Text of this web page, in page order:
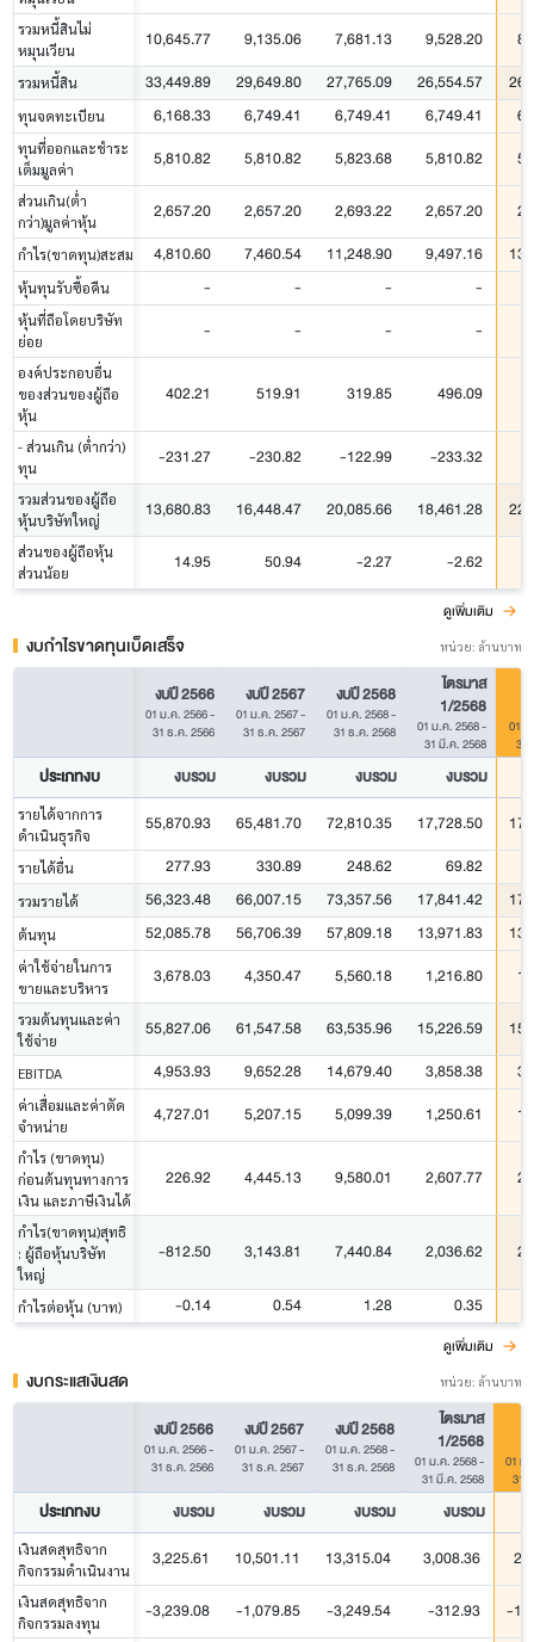
รวมหนี้สินไม่
หมุนเวียน
10,645.77 9,135.06 7,681.13 9,528.20
รวมหนี้สิน 33,449.89 29,649.80 27,765.09 26,554.57
ทุนจดทะเบียน 6,168.33 6,749.41 6,749.41 6,749.41
ทุนที่ออกและชำระ
เต็มมูลค่า
5,810.82 5,810.82 5,823.68 5,810.82
ส่วนเกิน(ต่ำ
กว่า)มูลค่าหุ้น
2,657.20 2,657.20 2,693.22 2,657.20
กำไร(ขาดทุน)สะสม 4,810.60 7,460.54 11,248.90 9,497.16
หุ้นทุนรับซื้อคืน - - - -
หุ้นที่ถือโดยบริษัท
ย่อย
- - - -
องค์ประกอบอื่น
ของส่วนของผู้ถือ
หุ้น
402.21 519.91 319.85 496.09
- ส่วนเกิน (ต่ำกว่า)
ทุน
-231.27 -230.82 -122.99 -233.32
รวมส่วนของผู้ถือ
หุ้นบริษัทใหญ่
13,680.83 16,448.47 20,085.66 18,461.28
ส่วนของผู้ถือหุ้น
ส่วนน้อย
14.95 50.94 -2.27 -2.62
ดูเพิ่มเติม
งบกำไรขาดทุนเบ็ดเสร็จ หน่วย: ล้านบาท
งบปี 2566
01 ม.ค. 2566-
31 ธ.ค. 2566
งบปี 2567
01 ม.ค. 2567-
31 ธ.ค. 2567
งบปี 2568
01 ม.ค. 2568-
31 ธ.ค. 2568
ไตรมาส
1/2568
01 ม.ค. 2568-
31 มี.ค. 2568
01 ม
31
ประเภทงบ งบรวม งบรวม งบรวม งบรวม
รายได้จากการ
ดำเนินธุรกิจ
55,870.93 65,481.70 72,810.35 17,728.50
รายได้อื่น 277.93 330.89 248.62 69.82
รวมรายได้ 56,323.48 66,007.15 73,357.56 17,841.42
ต้นทุน 52,085.78 56,706.39 57,809.18 13,971.83
ค่าใช้จ่ายในการ
ขายและบริหาร
3,678.03 4,350.47 5,560.18 1,216.80
รวมต้นทุนและค่า
ใช้จ่าย
55,827.06 61,547.58 63,535.96 15,226.59
EBITDA 4,953.93 9,652.28 14,679.40 3,858.38
ค่าเสื่อมและค่าตัด
จำหน่าย
4,727.01 5,207.15 5,099.39 1,250.61
กำไร (ขาดทุน)
ก่อนต้นทุนทางการ
เงิน และภาษีเงินได้
226.92 4,445.13 9,580.01 2,607.77
กำไร(ขาดทุน)สุทธิ
: ผู้ถือหุ้นบริษัท
ใหญ่
-812.50 3,143.81 7,440.84 2,036.62
กำไรต่อหุ้น (บาท) -0.14 0.54 1.28 0.35
ดูเพิ่มเติม
งบกระแสเงินสด หน่วย: ล้านบาท
งบปี 2566
01 ม.ค. 2566-
31 ธ.ค. 2566
งบปี 2567
01 ม.ค. 2567-
31 ธ.ค. 2567
งบปี 2568
01 ม.ค. 2568-
31 ธ.ค. 2568
ไตรมาส
1/2568
01 ม.ค. 2568-
31 มี.ค. 2568
01 ม.
31
ประเภทงบ งบรวม งบรวม งบรวม งบรวม
เงินสดสุทธิจาก
กิจกรรมดำเนินงาน
3,225.61 10,501.11 13,315.04 3,008.36
เงินสดสุทธิจาก
กิจกรรมลงทุน
-3,239.08 -1,079.85 -3,249.54 -312.93 -